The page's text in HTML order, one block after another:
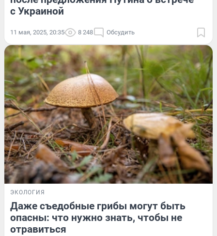
с Украиной
11 мая, 2025, 20:35 8 248 Обсудить
ЭКОЛОГИЯ
Даже съедобные грибы могут быть
опасны: что нужно знать, чтобы не
отравиться